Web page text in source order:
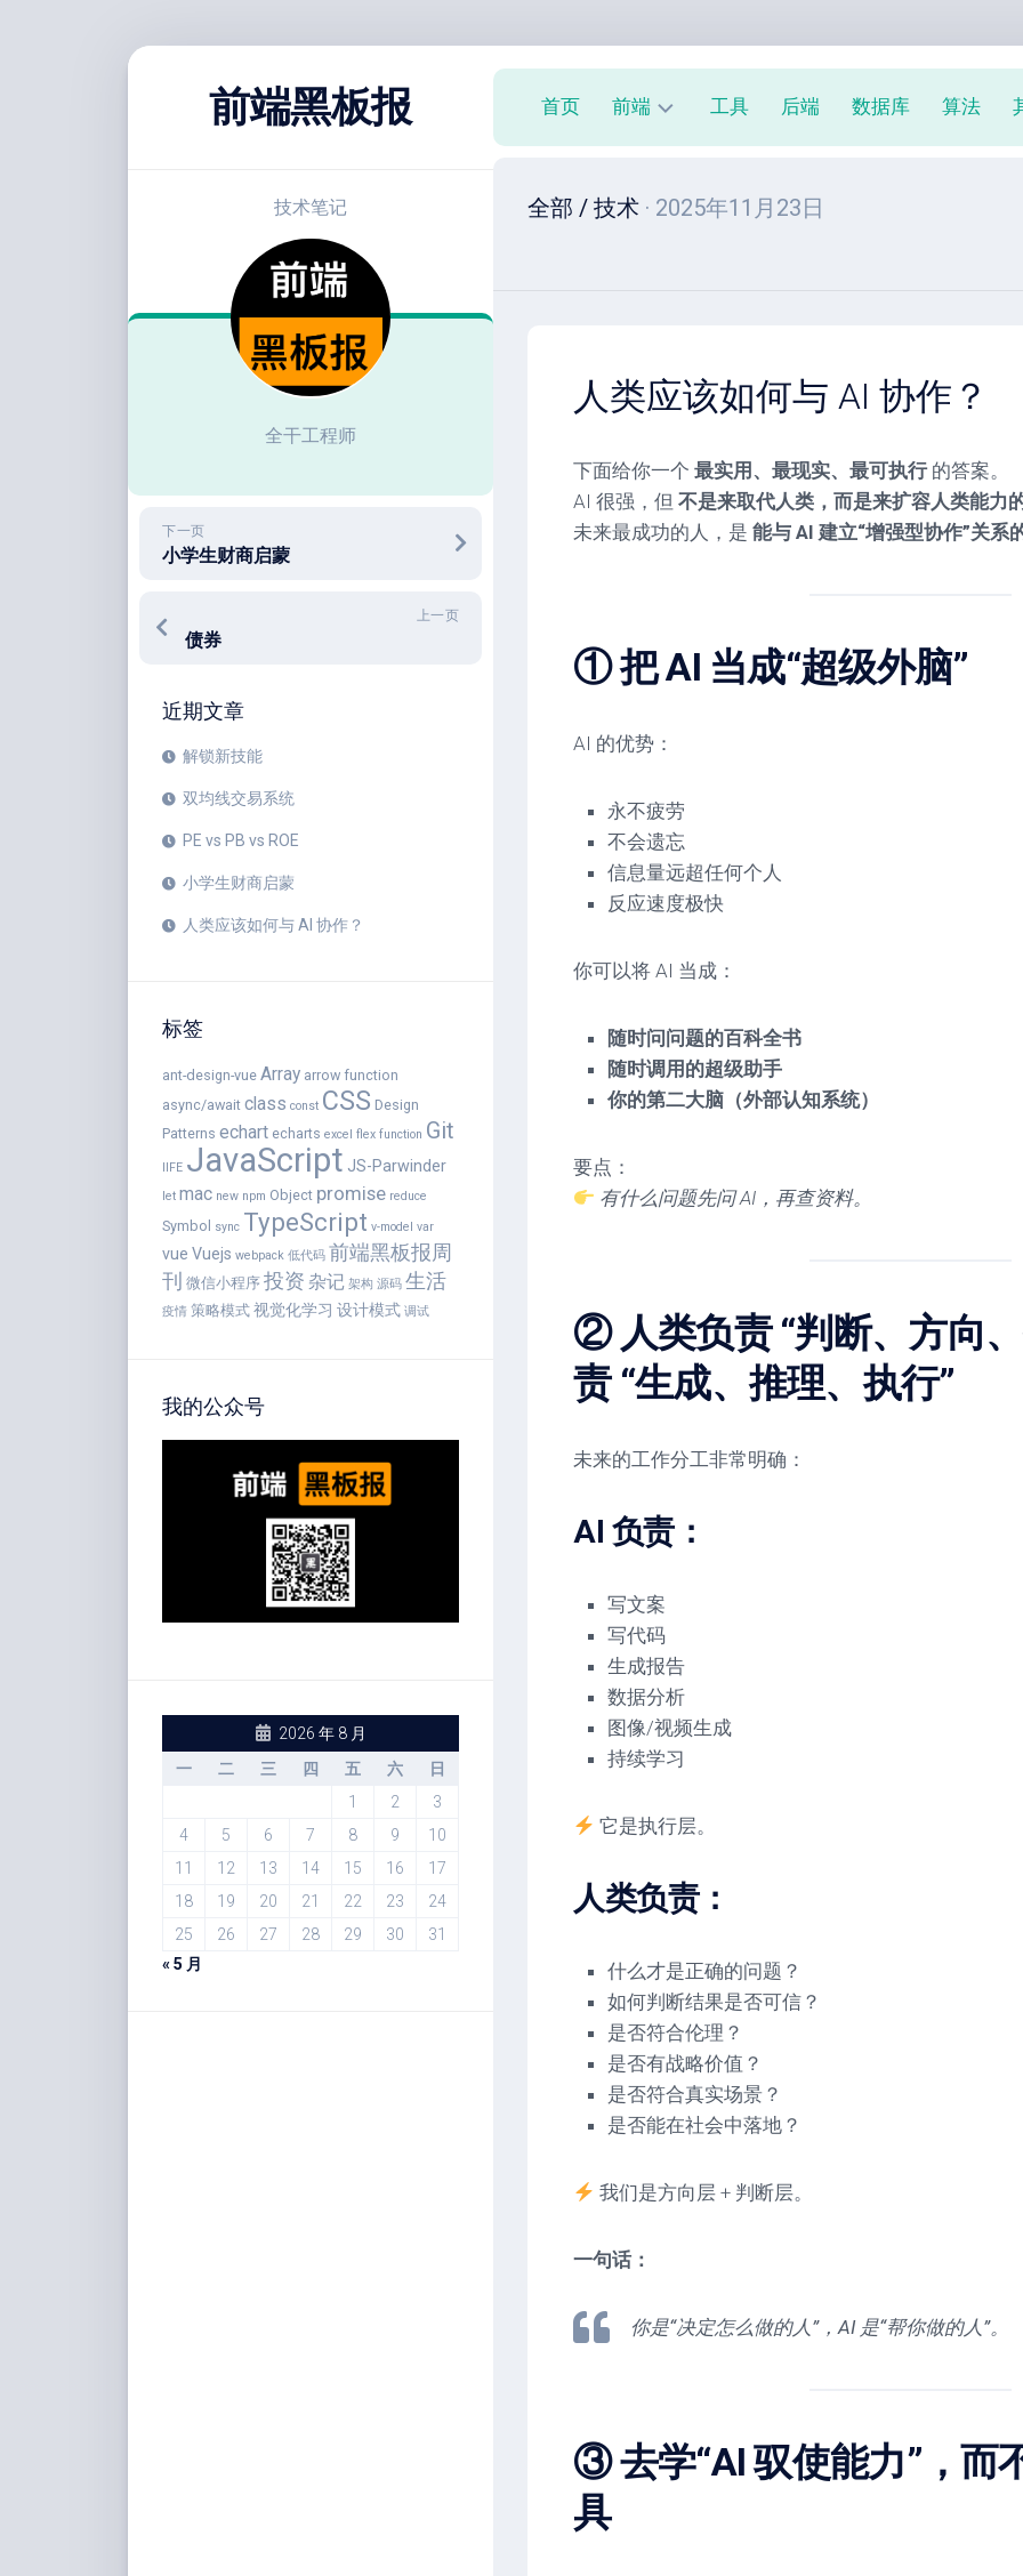
前端黑板报
技术笔记
全干工程师
下一页
小学生财商启蒙
上一页
债券
近期文章
解锁新技能
双均线交易系统
PE vs PB vs ROE
小学生财商启蒙
人类应该如何与 AI 协作？
标签
ant-design-vue Array arrow function
async/await class const CSS Design
Patterns echart echarts excel flex function Git
IIFE JavaScript JS-Parwinder
let mac new npm Object promise reduce
Symbol sync TypeScript v-model var
vue Vuejs webpack 低代码 前端黑板报周
刊 微信小程序 投资 杂记 架构 源码 生活
疫情 策略模式 视觉化学习 设计模式 调试
我的公众号
2026 年 8 月
一
二 三 四 五 六
日
1
2
3
4
5 6 7 8 9
10
11
12 13 14 15 16
17
18
19 20 21 22 23
24
25
26 27 28 29 30
31
« 5 月
首页 前端
端
工具 后端 数据库 算法
全部 / 技术 · 2025年11月23日
人类应该如何与 AI 协作？
下面给你一个 最实用、最现实、最可执行的答案。
AI 很强，但 不是来取代人类，而是来扩容人类能力
未来最成功的人，是 能与 AI 建立“增强型协作”关系
① 把 AI 当成“超级外脑”
AI 的优势：
永不疲劳
不会遗忘
信息量远超任何个人
反应速度极快
你可以将 AI 当成：
随时问问题的百科全书
随时调用的超级助手
你的第二大脑（外部认知系统）
要点：
有什么问题先问 AI，再查资料。
② 人类负责 “判断、方向
责 “生成、推理、执行”
未来的工作分工非常明确：
AI 负责：
写文案
写代码
生成报告
数据分析
图像/视频生成
持续学习
它是执行层。
人类负责：
什么才是正确的问题？
如何判断结果是否可信？
是否符合伦理？
是否有战略价值？
是否符合真实场景？
是否能在社会中落地？
我们是方向层 + 判断层。
一句话：
你是“决定怎么做的人”，AI 是“帮你做的人”。
③ 去学“AI 驭使能力”，而
具